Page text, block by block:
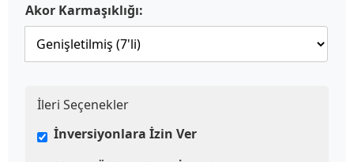
Akor Karmaşıklığı:
İleri Seçenekler
İnversiyonlara İzin Ver